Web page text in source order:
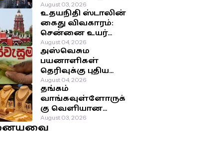
ன விடுமுறை
தொடர்பில்
வௌியான தகவல்!
August 03, 2026
உதயநிதி ஸ்டாலின்
கைது விவகாரம்:
சென்னை உயர்
நீதிமன்றம்
பிறப்பித்த அதிரடி
உத்தரவு!
August 04, 2026
அஸ்வெசும
பயனாளிகள்
தெரிவுக்கு புதிய
முறை: சமூக-
பொருளாதார
நிலைக்கு
முன்னுரிமை!
August 04, 2026
தங்கம்
வாங்கவுள்ளோருக்
கு வெளியான
மகிழ்ச்சி தகவல்!
August 03, 2026